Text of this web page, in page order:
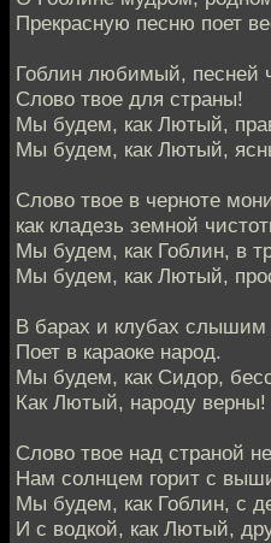
Прекрасную песню поет
Гоблин любимый, песней
Слово твое для страны!
Мы будем, как Лютый,
Мы будем, как Лютый,
Слово твое в черноте
как кладезь земной
Мы будем, как Гоблин, в
Мы будем, как Лютый,
В барах и клубах
Поет в караоке народ.
Мы будем, как Сидор,
Как Лютый, народу верны!
Слово твое над страной
Нам солнцем горит с
Мы будем, как Гоблин, с
И с водкой, как Лютый,